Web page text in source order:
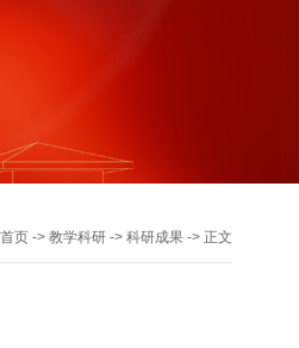
首页 ->教学科研 ->科研成果 ->正文